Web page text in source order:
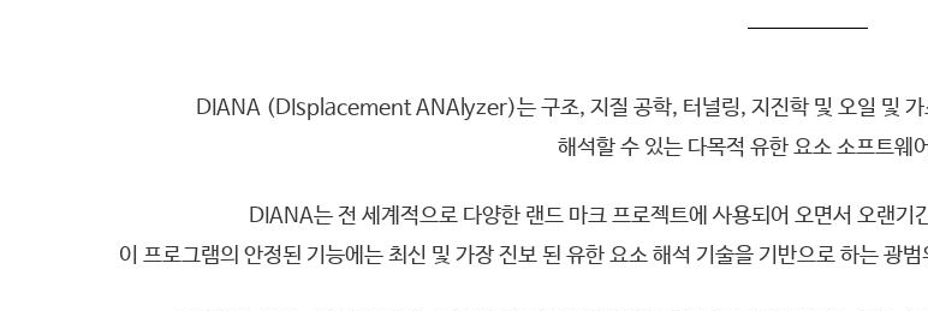
교육센터
ELS
제품별 구매모듈소개
DIANA (DIsplacement ANAlyzer)는 구조, 지질 공학, 터널링, 지진학 및 오일 및 가
해석할 수 있는 다목적 유한 요소 소프트웨
DIANA는 전 세계적으로 다양한 랜드 마크 프로젝트에 사용되어 오면서 오랜기
이 프로그램의 안정된 기능에는 최신 및 가장 진보 된 유한 요소 해석 기술을 기반으로 하는 광